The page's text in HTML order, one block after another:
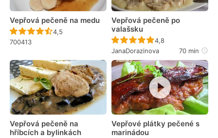
Vepřová pečeně na medu
Recept ještě nebyl hodnocen
4,5
700413
Vepřová pečeně po
valašsku
Recept ještě nebyl
4,8
JanaDorazinova
70 min
Vepřová pečeně na
hříbcích a bylinkách
Vepřové plátky pečené s
marinádou